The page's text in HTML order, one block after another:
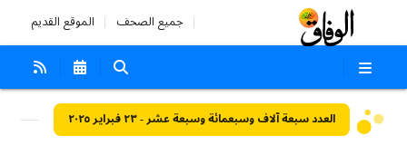
جميع الصحف الموقع القديم
العدد سبعة آلاف وسبعمائة وسبعة عشر - ٢٣ فبراير ٢٠٢٥